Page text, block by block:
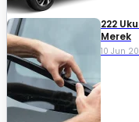
222
Merek
10 Jun